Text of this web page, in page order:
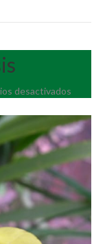
desactivados